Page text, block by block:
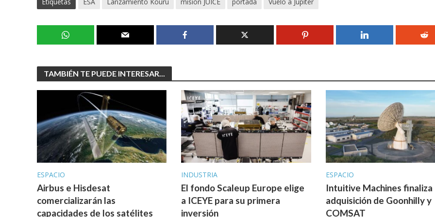
TAMBIÉN TE PUEDE INTERESAR...
ESPACIO
Airbus e Hisdesat
comercializarán las
capacidades de los satélites
INDUSTRIA
El fondo Scaleup Europe elige
a ICEYE para su primera
inversión
ESPACIO
Intuitive Machines finaliza
adquisición de Goonhilly y
COMSAT